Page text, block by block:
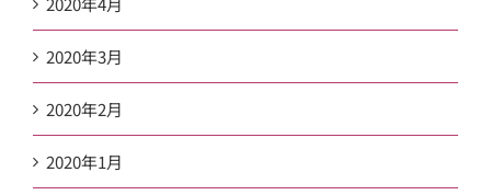
2020年3月
2020年2月
2020年1月